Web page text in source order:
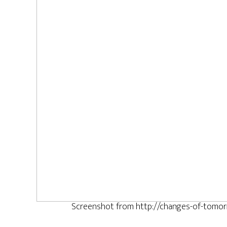
Screenshot from http://changes-of-